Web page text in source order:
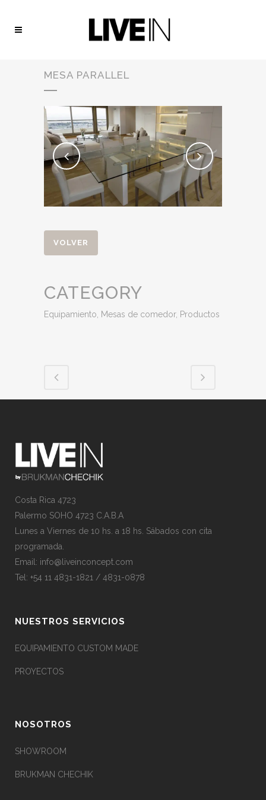
MESA PARALLEL
VOLVER
CATEGORY
Equipamiento, Mesas de comedor, Productos
Costa Rica 4723
Palermo SOHO 4723 C.A.B.A
Lunes a Viernes de 10 hs. a 18 hs. Sábados con cita
programada.
Email: info@liveinconcept.com
Tel: +54 11 4831-1821 / 4831-0878
NUESTROS SERVICIOS
EQUIPAMIENTO CUSTOM MADE
PROYECTOS
NOSOTROS
SHOWROOM
BRUKMAN CHECHIK